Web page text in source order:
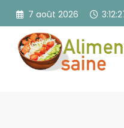
Aller
contenu
7 août 2026